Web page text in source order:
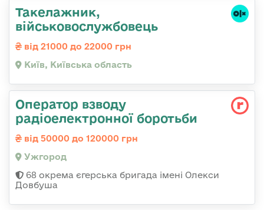
Такелажник,
військовослужбовець
від 21000 до 22000 грн
Київ, Київська область
Оператор взводу
радіоелектронної боротьби
від 50000 до 120000 грн
Ужгород
68 окрема єгерська бригада імені Олекси
Довбуша